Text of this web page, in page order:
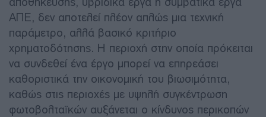
ΑΠΕ, δεν αποτελεί πλέον απλώς μια τεχνική
παράμετρο, αλλά βασικό κριτήριο
χρηματοδότησης. Η περιοχή στην οποία πρόκειται
να συνδεθεί ένα έργο μπορεί να επηρεάσει
καθοριστικά την οικονομική του βιωσιμότητα,
καθώς στις περιοχές με υψηλή συγκέντρωση
φωτοβολταϊκών αυξάνεται ο κίνδυνος περικοπών